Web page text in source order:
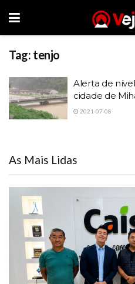
Tag: tenjo
Alerta de
cidade de
2021-07-08
As Mais Lidas